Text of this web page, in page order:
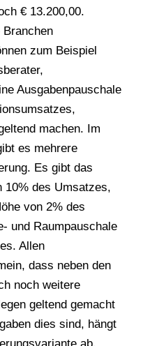
€ 13.200,00.
Branchen
zum Beispiel
Ausgabenpauschale
machen. Im
es mehrere
Es gibt das
10% des Umsatzes,
von 2% des
und Raumpauschale
Allen
dass neben den
noch weitere
geltend gemacht
dies sind, hängt